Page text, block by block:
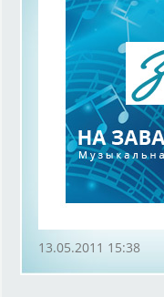
13.05.2011 15:38